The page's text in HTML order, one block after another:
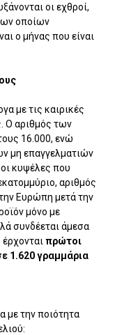
οι εχθροί,
οποίων
ο μήνας που είναι
με τις καιρικές
Ο αριθμός των
16.000, ενώ
μη επαγγελματιών
κυψέλες που
αριθμός
Ευρώπη μετά την
μόνο με
συνδέεται άμεσα
πρώτοι
1.620 γραμμάρια
με την ποιότητα